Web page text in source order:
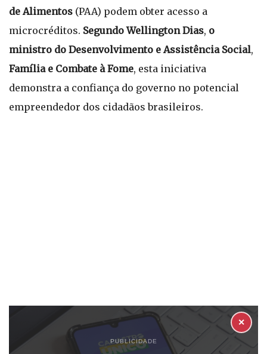
de Alimentos (PAA) podem obter acesso a
microcréditos. Segundo Wellington Dias, o
ministro do Desenvolvimento e Assistência Social,
Família e Combate à Fome, esta iniciativa
demonstra a confiança do governo no potencial
empreendedor dos cidadãos brasileiros.
PUBLICIDADE
✕